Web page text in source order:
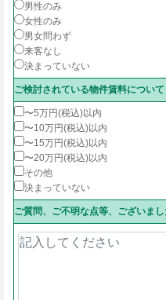
男性のみ
女性のみ
男女問わず
来客なし
決まっていない
ご検討されている物件賃料について
〜5万円(税込)以内
〜10万円(税込)以内
〜15万円(税込)以内
〜20万円(税込)以内
その他
決まっていない
ご質問、ご不明な点等、ございま